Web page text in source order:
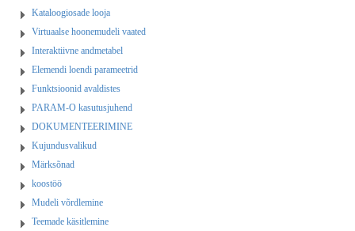
Kataloogiosade looja
Virtuaalse hoonemudeli vaated
Interaktiivne andmetabel
Elemendi loendi parameetrid
Funktsioonid avaldistes
PARAM-O kasutusjuhend
DOKUMENTEERIMINE
Kujundusvalikud
Märksõnad
koostöö
Mudeli võrdlemine
Teemade käsitlemine